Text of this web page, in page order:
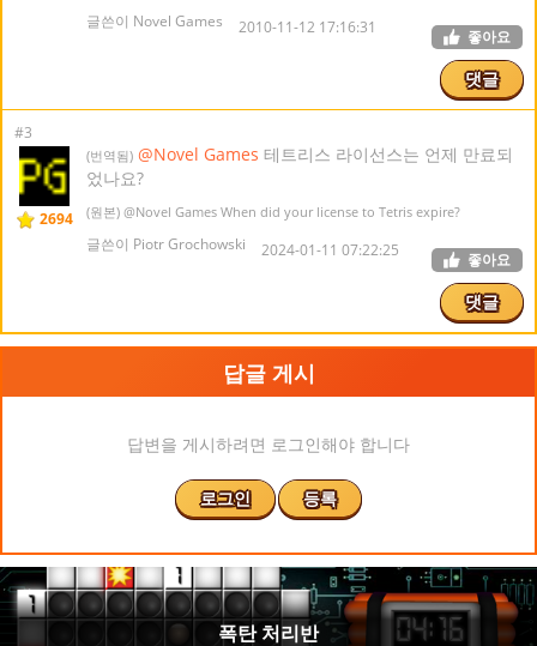
글쓴이 Novel Games 2010-11-12 17:16:31 좋아요
댓글
#3
2694
(번역됨) @Novel Games 테트리스 라이선스는 언제 만료되
었나요?
(원본) @Novel Games When did your license to Tetris expire?
글쓴이 Piotr Grochowski 2024-01-11 07:22:25 좋아요
댓글
답글 게시
답변을 게시하려면 로그인해야 합니다
로그인 등록